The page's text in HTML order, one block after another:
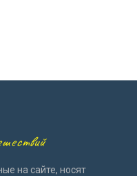
на сайте, носят